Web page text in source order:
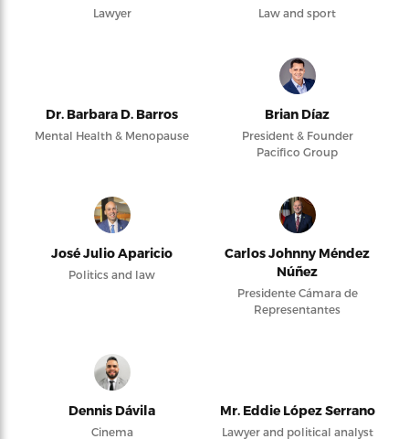
Lawyer Law and sport
Dr. Barbara D. Barros
Mental Health & Menopause
Brian Díaz
President & Founder
Pacifico Group
José Julio Aparicio
Politics and law
Carlos Johnny Méndez
Núñez
Presidente Cámara de
Representantes
Dennis Dávila
Cinema
Mr. Eddie López Serrano
Lawyer and political analyst